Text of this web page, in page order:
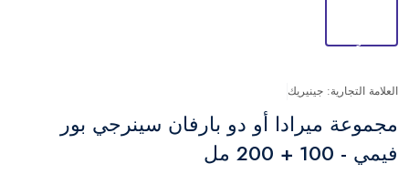
العلامة التجارية: جينيريك
مجموعة ميرادا أو دو بارفان سينرجي بور
فيمي - 100 + 200 مل